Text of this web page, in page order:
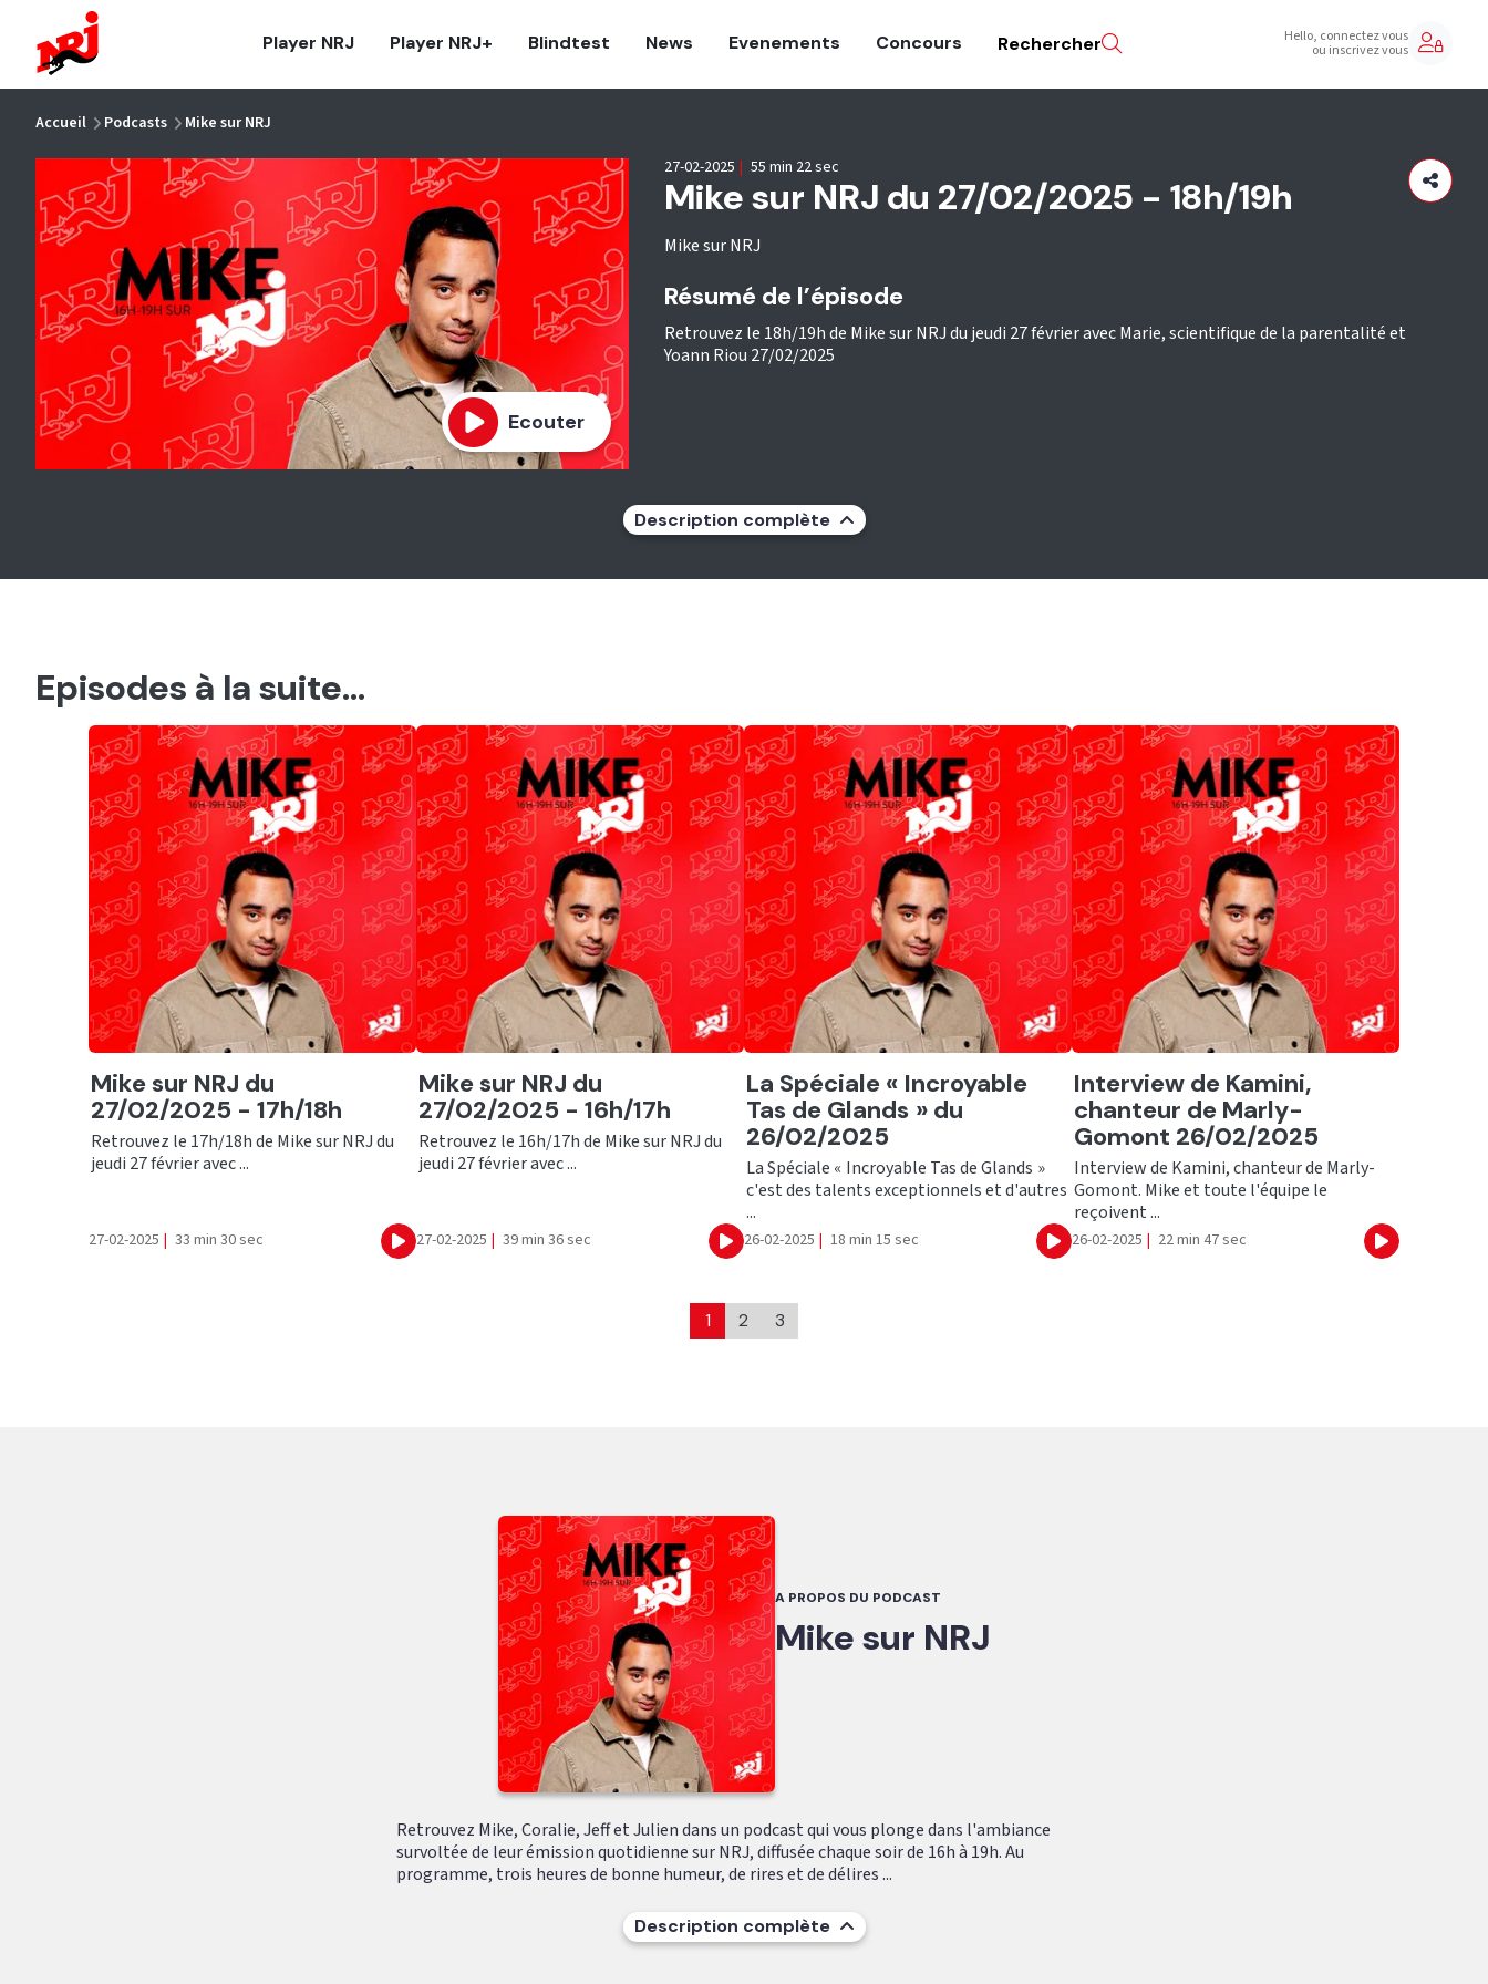
Player NRJ Player NRJ+ Blindtest News Evenements Concours Rechercher Hello, connectez vous
ou inscrivez vous
Accueil Podcasts Mike sur NRJ
Ecouter
Mike sur NRJ du 27/02/2025 - 18h/19h
Mike sur NRJ
27-02-2025 | 55 min 22 sec
Résumé de l’épisode
Retrouvez le 18h/19h de Mike sur NRJ du jeudi 27 février avec Marie, scientifique de la parentalité et
Yoann Riou 27/02/2025
Description complète
Episodes à la suite...
Ecouter
Mike sur NRJ du
27/02/2025 - 17h/18h
Retrouvez le 17h/18h de Mike sur NRJ du
jeudi 27 février avec ...
27-02-2025 | 33 min 30 sec Ecouter
Ecouter
Mike sur NRJ du
27/02/2025 - 16h/17h
Retrouvez le 16h/17h de Mike sur NRJ du
jeudi 27 février avec ...
27-02-2025 | 39 min 36 sec Ecouter
Ecouter
La Spéciale « Incroyable
Tas de Glands » du
26/02/2025
La Spéciale « Incroyable Tas de Glands »
c'est des talents exceptionnels et d'autres
...
26-02-2025 | 18 min 15 sec Ecouter
Ecouter
Interview de Kamini,
chanteur de Marly-
Gomont 26/02/2025
Interview de Kamini, chanteur de Marly-
Gomont. Mike et toute l'équipe le
reçoivent ...
26-02-2025 | 22 min 47 sec Ecouter
1 2 3
A PROPOS DU PODCAST
Mike sur NRJ
Retrouvez Mike, Coralie, Jeff et Julien dans un podcast qui vous plonge dans l'ambiance
survoltée de leur émission quotidienne sur NRJ, diffusée chaque soir de 16h à 19h. Au
programme, trois heures de bonne humeur, de rires et de délires ...
Description complète